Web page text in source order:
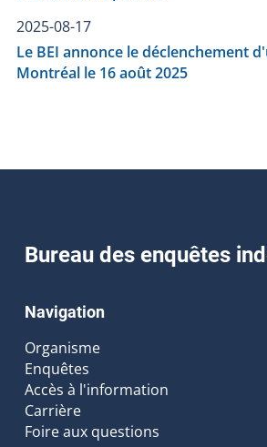
2025-08-17
Le BEI annonce le déclenchement
Montréal le 16 août 2025
Bureau des enquêtes
Navigation
Organisme
Enquêtes
Accès à l'information
Carrière
Foire aux questions